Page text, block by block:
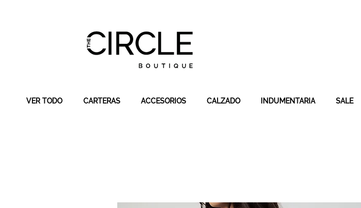
VER TODO CARTERAS ACCESORIOS CALZADO INDUMENTARIA SALE